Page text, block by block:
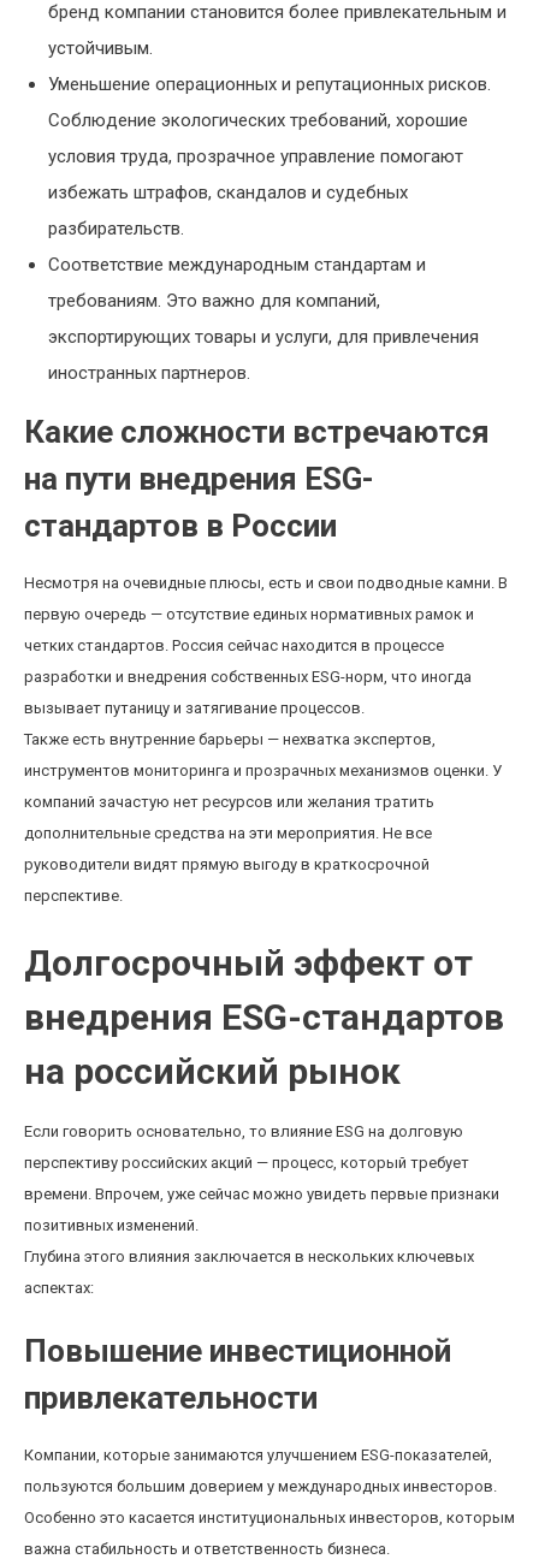
бренд компании становится более привлекательным и
устойчивым.
Уменьшение операционных и репутационных рисков.
Соблюдение экологических требований, хорошие
условия труда, прозрачное управление помогают
избежать штрафов, скандалов и судебных
разбирательств.
Соответствие международным стандартам и
требованиям. Это важно для компаний,
экспортирующих товары и услуги, для привлечения
иностранных партнеров.
Какие сложности встречаются
на пути внедрения ESG-
стандартов в России
Несмотря на очевидные плюсы, есть и свои подводные камни. В
первую очередь — отсутствие единых нормативных рамок и
четких стандартов. Россия сейчас находится в процессе
разработки и внедрения собственных ESG-норм, что иногда
вызывает путаницу и затягивание процессов.
Также есть внутренние барьеры — нехватка экспертов,
инструментов мониторинга и прозрачных механизмов оценки. У
компаний зачастую нет ресурсов или желания тратить
дополнительные средства на эти мероприятия. Не все
руководители видят прямую выгоду в краткосрочной
перспективе.
Долгосрочный эффект от
внедрения ESG-стандартов
на российский рынок
Если говорить основательно, то влияние ESG на долговую
перспективу российских акций — процесс, который требует
времени. Впрочем, уже сейчас можно увидеть первые признаки
позитивных изменений.
Глубина этого влияния заключается в нескольких ключевых
аспектах:
Повышение инвестиционной
привлекательности
Компании, которые занимаются улучшением ESG-показателей,
пользуются большим доверием у международных инвесторов.
Особенно это касается институциональных инвесторов, которым
важна стабильность и ответственность бизнеса.